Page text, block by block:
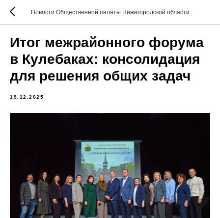
Новости Общественной палаты Нижегородской области
Итог межрайонного форума
в Кулебаках: консолидация
для решения общих задач
19.12.2025